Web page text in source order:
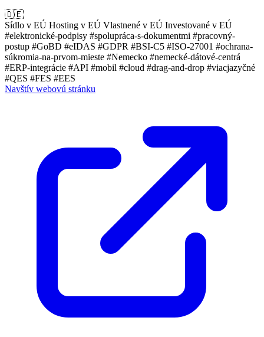
🇩🇪
Sídlo v EÚ Hosting v EÚ Vlastnené v EÚ Investované v EÚ
#elektronické-podpisy #spolupráca-s-dokumentmi #pracovný-
postup #GoBD #eIDAS #GDPR #BSI-C5 #ISO-27001 #ochrana-
súkromia-na-prvom-mieste #Nemecko #nemecké-dátové-centrá
#ERP-integrácie #API #mobil #cloud #drag-and-drop #viacjazyčné
#QES #FES #EES
Navštív webovú stránku